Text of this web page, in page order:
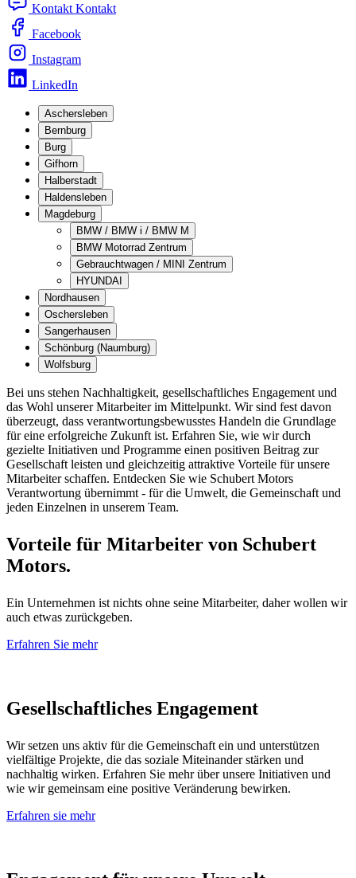
Kontakt Kontakt
Facebook
Instagram
LinkedIn
Aschersleben
Bernburg
Burg
Gifhorn
Halberstadt
Haldensleben
Magdeburg
BMW / BMW i / BMW M
BMW Motorrad Zentrum
Gebrauchtwagen / MINI Zentrum
HYUNDAI
Nordhausen
Oschersleben
Sangerhausen
Schönburg (Naumburg)
Wolfsburg
Bei uns stehen Nachhaltigkeit, gesellschaftliches Engagement und
das Wohl unserer Mitarbeiter im Mittelpunkt. Wir sind fest davon
überzeugt, dass verantwortungsbewusstes Handeln die Grundlage
für eine erfolgreiche Zukunft ist. Erfahren Sie, wie wir durch
gezielte Initiativen und Programme einen positiven Beitrag zur
Gesellschaft leisten und gleichzeitig attraktive Vorteile für unsere
Mitarbeiter schaffen. Entdecken Sie wie Schubert Motors
Verantwortung übernimmt - für die Umwelt, die Gemeinschaft und
jeden Einzelnen in unserem Team.
Vorteile für Mitarbeiter von Schubert
Motors.
Ein Unternehmen ist nichts ohne seine Mitarbeiter, daher wollen wir
auch etwas zurückgeben.
Erfahren Sie mehr
Gesellschaftliches Engagement
Wir setzen uns aktiv für die Gemeinschaft ein und unterstützen
vielfältige Projekte, die das soziale Miteinander stärken und
nachhaltig wirken. Erfahren Sie mehr über unsere Initiativen und
wie wir gemeinsam eine positive Veränderung bewirken.
Erfahren sie mehr